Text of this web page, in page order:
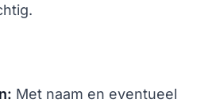
Met naam en eventueel